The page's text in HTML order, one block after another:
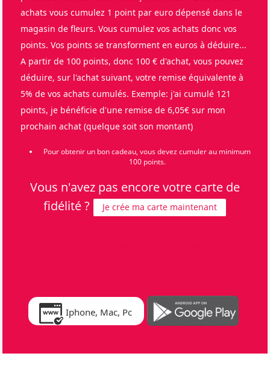
achats vous cumulez 1 point par euro dépensé dans le
magasin de fleurs. Vous cumulez vos achats donc vos
points. Vos points se transforment en euros à déduire...
A partir de 100 points, donc 100 € d'achat, vous pouvez
déduire, sur l'achat suivant, votre remise équivalente à
5% de vos achats cumulés. Exemple: j'ai cumulé 121
points, je bénéficie d'une remise de 6,05€ sur mon
prochain achat (quelque soit son montant)
Pour obtenir un bon cadeau, vous devez cumuler au minimum
100 points.
Vous n'avez pas encore votre carte de
fidélité ?
Je crée ma carte maintenant
Iphone, Mac, Pc